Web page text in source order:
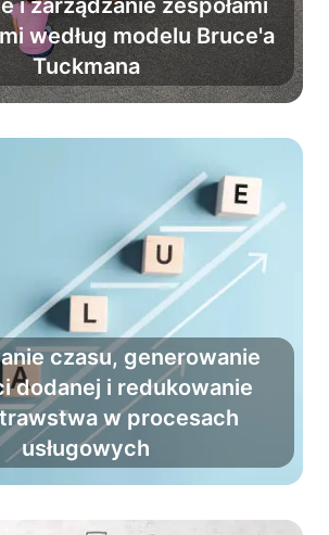
według modelu Bruce'a
Tuckmana
chaos i zmień grupę
profesjonalny zespół.
czasu, generowanie
dodanej i redukowanie
w procesach
usługowych
marnotrawstwo i zwiększ
dodaną, przy okazji
pracę codzienną.